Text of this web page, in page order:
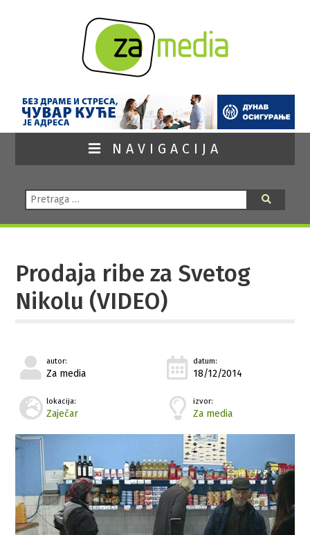
NAVIGACIJA
Pretraga:
Prodaja ribe za Svetog
Nikolu (VIDEO)
autor:
Za media
datum:
18/12/2014
lokacija:
Zaječar
izvor:
Za media